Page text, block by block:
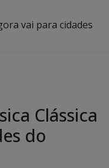
vai para cidades
Clássica
do